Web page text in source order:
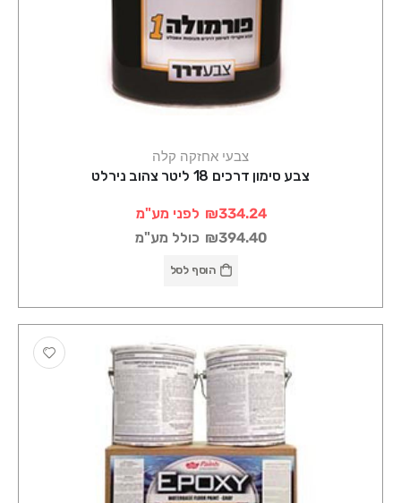
צבעי אחזקה קלה
צבע סימון דרכים 18 ליטר צהוב נירלט
₪334.24 לפני מע"מ
₪394.40 כולל מע"מ
הוסף לסל